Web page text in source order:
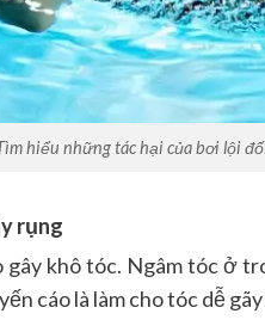
hiểu những tác hại của bơi lội
rụng
khô tóc. Ngâm tóc ở
cáo là làm cho tóc dễ